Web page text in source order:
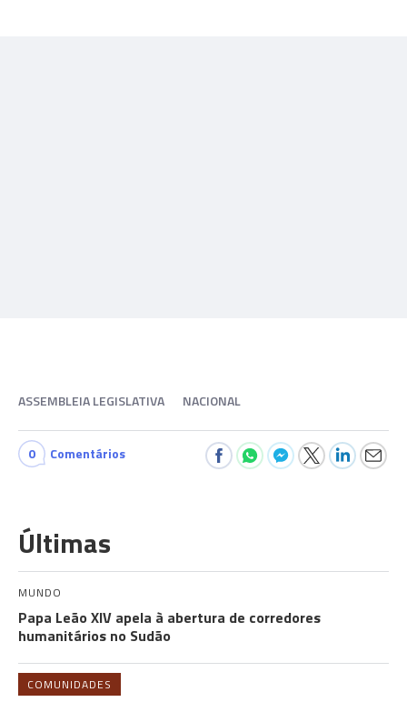
ASSEMBLEIA LEGISLATIVA NACIONAL
0 Comentários
Últimas
MUNDO
Papa Leão XIV apela à abertura de corredores
humanitários no Sudão
COMUNIDADES